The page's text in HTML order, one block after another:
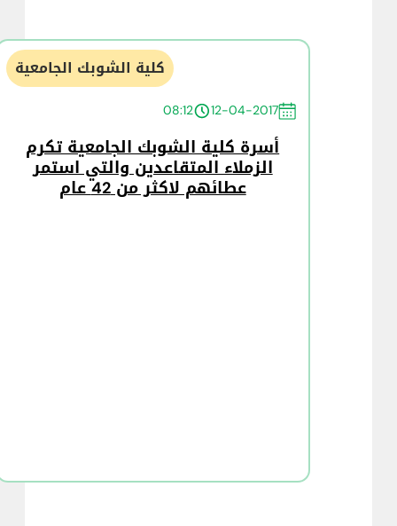
كلية الشوبك الجامعية
12-04-2017
08:12
أسرة كلية الشوبك الجامعية تكرم
الزملاء المتقاعدين والتي استمر
عطائهم لاكثر من 42 عام